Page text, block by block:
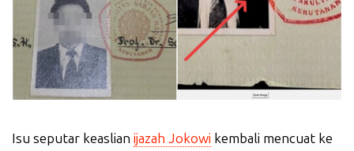
Isu seputar keaslian ijazah Jokowi kembali mencuat ke